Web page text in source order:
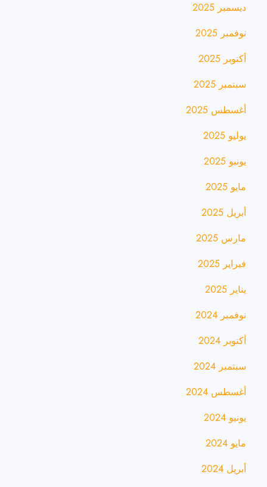
ديسمبر 2025
نوفمبر 2025
أكتوبر 2025
سبتمبر 2025
أغسطس 2025
يوليو 2025
يونيو 2025
مايو 2025
أبريل 2025
مارس 2025
فبراير 2025
يناير 2025
نوفمبر 2024
أكتوبر 2024
سبتمبر 2024
أغسطس 2024
يونيو 2024
مايو 2024
أبريل 2024